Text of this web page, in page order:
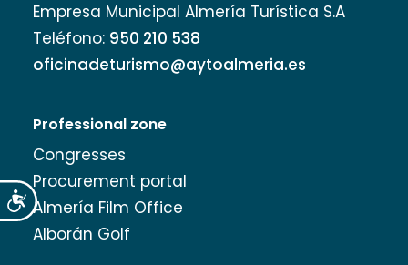
Accesibilidad
Empresa Municipal Almería Turística S.A
Teléfono: 950 210 538
oficinadeturismo@aytoalmeria.es
Professional zone
Congresses
Procurement portal
Almería Film Office
Alborán Golf